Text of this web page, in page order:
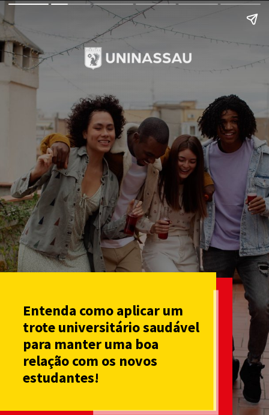
Entenda como aplicar um
trote universitário saudável
para manter uma boa
relação com os novos
estudantes!